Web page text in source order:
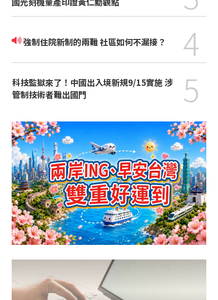
強制住院新制的兩難 社區如何不漏接？ 4
科技監獄來了！中國出入境新規9/15實施 涉
管制技術者難出國門
5